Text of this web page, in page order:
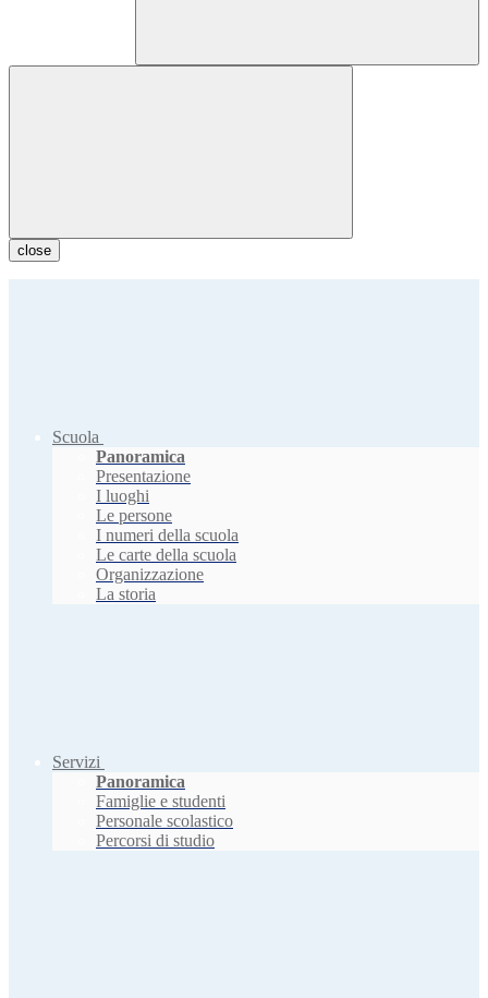
close
Scuola
Panoramica
Presentazione
I luoghi
Le persone
I numeri della scuola
Le carte della scuola
Organizzazione
La storia
Servizi
Panoramica
Famiglie e studenti
Personale scolastico
Percorsi di studio